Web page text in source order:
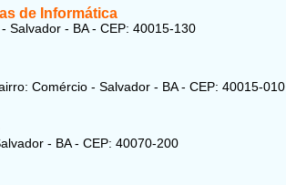
de Informática
Salvador - BA - CEP: 40015-130
Comércio - Salvador - BA - CEP: 40015-010
- BA - CEP: 40070-200